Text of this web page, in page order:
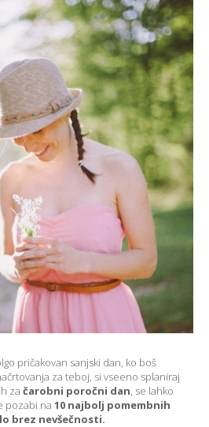
pričakovan sanjski dan, ko boš
za teboj, si vseeno splaniraj
za čarobni poročni dan, se lahko
pozabi na 10 najbolj pomembnih
brez nevšečnosti.